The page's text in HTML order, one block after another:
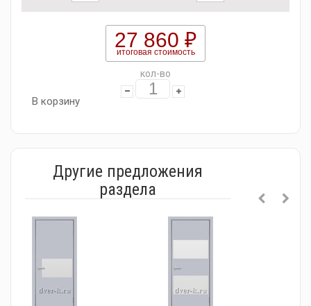
27 860 ₽
итоговая стоимость
кол-во
В корзину
Другие предложения
раздела